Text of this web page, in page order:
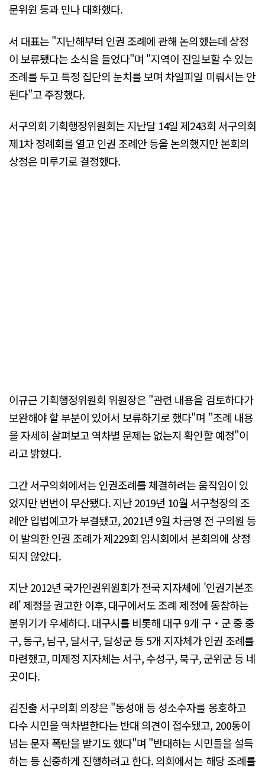
문위원 등과 만나 대화했다.
서 대표는 "지난해부터 인권 조례에 관해 논의했는데 상정
이 보류됐다는 소식을 들었다"며 "지역이 진일보할 수 있는
조례를 두고 특정 집단의 눈치를 보며 차일피일 미뤄서는 안
된다"고 주장했다.
서구의회 기획행정위원회는 지난달 14일 제243회 서구의회
제1차 정례회를 열고 인권 조례안 등을 논의했지만 본회의
상정은 미루기로 결정했다.
이규근 기획행정위원회 위원장은 "관련 내용을 검토하다가
보완해야 할 부분이 있어서 보류하기로 했다"며 "조례 내용
을 자세히 살펴보고 역차별 문제는 없는지 확인할 예정"이
라고 밝혔다.
그간 서구의회에서는 인권조례를 체결하려는 움직임이 있
었지만 번번이 무산됐다. 지난 2019년 10월 서구청장의 조
례안 입법예고가 부결됐고, 2021년 9월 차금영 전 구의원 등
이 발의한 인권 조례가 제229회 임시회에서 본회의에 상정
되지 않았다.
지난 2012년 국가인권위원회가 전국 지자체에 '인권기본조
례' 제정을 권고한 이후, 대구에서도 조례 제정에 동참하는
분위기가 우세하다. 대구시를 비롯해 대구 9개 구‧군 중 중
구, 동구, 남구, 달서구, 달성군 등 5개 지자체가 인권 조례를
마련했고, 미제정 지자체는 서구, 수성구, 북구, 군위군 등 네
곳이다.
김진출 서구의회 의장은 "동성애 등 성소수자를 옹호하고
다수 시민을 역차별한다는 반대 의견이 접수됐고, 200통이
넘는 문자 폭탄을 받기도 했다"며 "반대하는 시민들을 설득
하는 등 신중하게 진행하려고 한다. 의회에서는 해당 조례를